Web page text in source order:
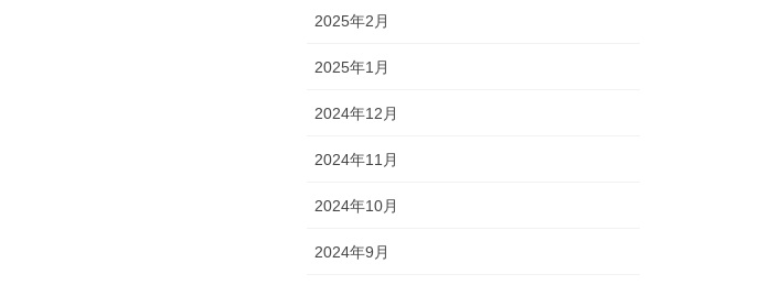
2025年2月
2025年1月
2024年12月
2024年11月
2024年10月
2024年9月